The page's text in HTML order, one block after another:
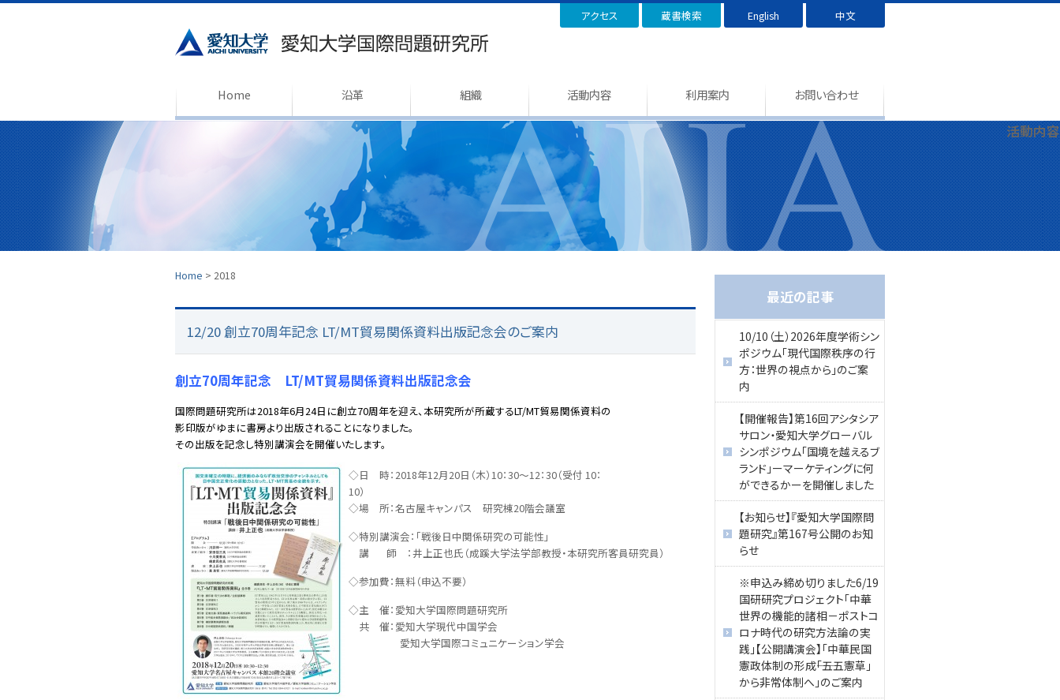
アクセス 蔵書検索 English 中文
Home 沿革 組織 活動内容 利用案内 お問い合わせ
活動内容
Home > 2018
12/20 創立70周年記念 LT/MT貿易関係資料出版記念会のご案内
創立70周年記念 LT/MT貿易関係資料出版記念会
国際問題研究所は2018年6月24日に創立70周年を迎え、本研究所が所蔵するLT/MT貿易関係資料の
影印版がゆまに書房より出版されることになりました。
その出版を記念し特別講演会を開催いたします。
◇日 時：2018年12月20日（木）10：30～12：30（受付 10：
10）
◇場 所：名古屋キャンパス 研究棟20階会議室
◇特別講演会：「戦後日中関係研究の可能性」
講 師 ：井上正也氏（成蹊大学法学部教授・本研究所客員研究員）
◇参加費：無料（申込不要）
◇主 催：愛知大学国際問題研究所
共 催：愛知大学現代中国学会
愛知大学国際コミュニケーション学会
最近の記事
10/10（土）2026年度学術シン
ポジウム「現代国際秩序の行
方：世界の視点から」のご案
内
【開催報告】第16回アシタシア
サロン・愛知大学グローバル
シンポジウム「国境を越えるブ
ランド」ーマーケティングに何
ができるかーを開催しました
【お知らせ】『愛知大学国際問
題研究』第167号公開のお知
らせ
※申込み締め切りました6/19
国研研究プロジェクト「中華
世界の機能的諸相－ポストコ
ロナ時代の研究方法論の実
践」【公開講演会】「中華民国
憲政体制の形成――「五五憲草」
から非常体制へ」のご案内